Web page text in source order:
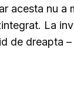
acesta nu a
La
de dreapta